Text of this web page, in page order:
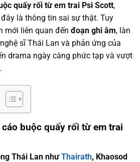
quấy rối từ em trai Psi Scott,
là thông tin sai sự thật. Tuy
mới liên quan đến đoạn ghi âm, làn
sĩ Thái Lan và phản ứng của
drama ngày càng phức tạp và vượt
buộc quấy rối từ em trai
Thái Lan nhưThairath, Khaosod